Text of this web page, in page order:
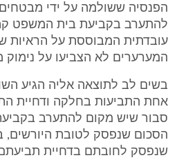
הפנסיה ששולמה על ידי
להתערב בקביעת בית המשפט
עובדתית המבוססת על הראיות
המערערים לא הצביעו על
בשים לב לתוצאה אליה הגיע
אחת התביעות בחלקה ודחיית
סבור שיש מקום להתערב
הסכום שנפסק לטובת היורשים,
שנפסק לחובתם בדחיית תביעתם